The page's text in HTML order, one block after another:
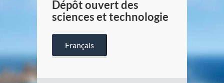
Dépôt ouvert des
sciences et technologie
Français